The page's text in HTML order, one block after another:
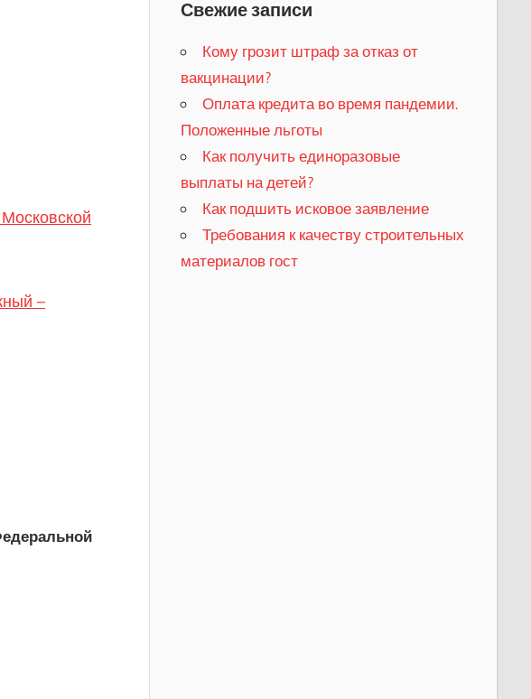
–
Свежие записи
Кому грозит штраф за отказ от
вакцинации?
​Оплата кредита во время пандемии.
Положенные льготы
​Как получить единоразовые
выплаты на детей?
Как подшить исковое заявление
Требования к качеству строительных
материалов гост